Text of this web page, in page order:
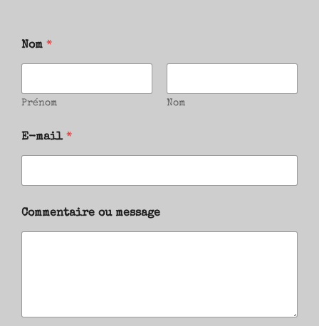
Nom *
Prénom Nom
E-mail *
Commentaire ou message